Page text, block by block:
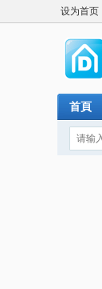
设为首页
首頁